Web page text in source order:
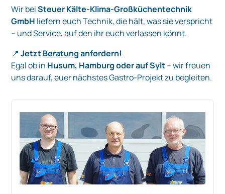
Wir beiSteuer Kälte-Klima-Großküchentechnik
GmbH liefern euch Technik, die hält, was sie verspricht
– und Service, auf den ihr euch verlassen könnt.
📍JetztBeratunganfordern!
Egal ob in Husum, Hamburg oder auf Sylt– wir freuen
uns darauf, euer nächstes Gastro-Projekt zu begleiten.